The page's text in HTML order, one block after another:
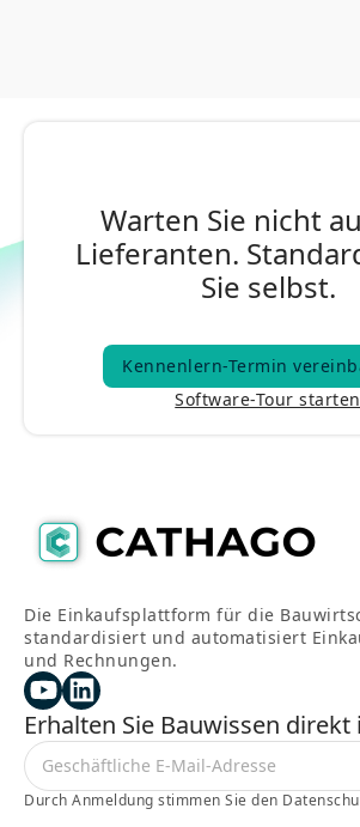
Warten Sie nicht
Lieferanten.
Sie selbst.
Kennenlern-Termin
Kennenlern-Termin
Software-Tour starten
Die Einkaufsplattform für die
standardisiert und automatisiert
und Rechnungen.
Erhalten Sie Bauwissen direkt
Durch Anmeldung stimmen Sie den